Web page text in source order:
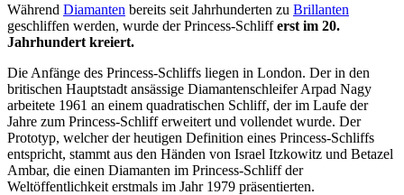
Während Diamanten bereits seit Jahrhunderten zu Brillanten
geschliffen werden, wurde der Princess-Schlifferst im 20.
Jahrhundert kreiert.
Die Anfänge des Princess-Schliffs liegen in London. Der in den
britischen Hauptstadt ansässige Diamantenschleifer Arpad Nagy
arbeitete 1961 an einem quadratischen Schliff, der im Laufe der
Jahre zum Princess-Schliff erweitert und vollendet wurde. Der
Prototyp, welcher der heutigen Definition eines Princess-Schliffs
entspricht, stammt aus den Händen von Israel Itzkowitz und Betazel
Ambar, die einen Diamanten im Princess-Schliff der
Weltöffentlichkeit erstmals im Jahr 1979 präsentierten.